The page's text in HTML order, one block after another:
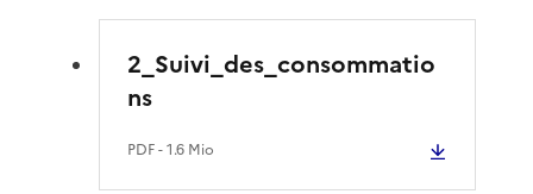
2_Suivi_des_consommatio
ns
PDF- 1.6 Mio